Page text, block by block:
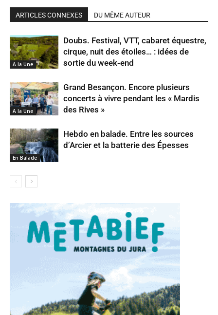
ARTICLES CONNEXES DU MÊME AUTEUR
A la Une
Doubs. Festival, VTT, cabaret équestre,
cirque, nuit des étoiles… : idées de
sortie du week-end
A la Une
Grand Besançon. Encore plusieurs
concerts à vivre pendant les « Mardis
des Rives »
En Balade
Hebdo en balade. Entre les sources
d’Arcier et la batterie des Épesses